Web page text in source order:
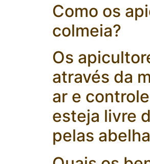
Como os
colmeia?
Os
através da
ar e
esteja livre
pelas